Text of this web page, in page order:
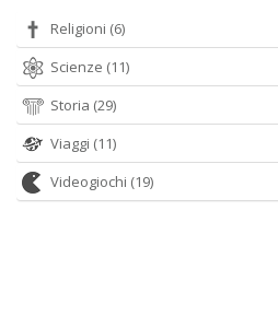
Religioni (6)
Scienze (11)
Storia (29)
Viaggi (11)
Videogiochi (19)